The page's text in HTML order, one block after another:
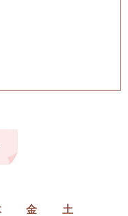
金
土